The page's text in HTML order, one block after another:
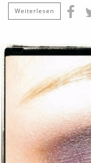
Weiterlesen